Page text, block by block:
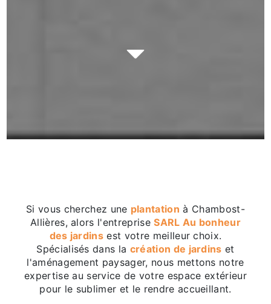
Si vous cherchez une plantation à Chambost-
Allières, alors l'entrepriseSARL Au bonheur
des jardins est votre meilleur choix.
Spécialisés dans la création de jardins et
l'aménagement paysager, nous mettons notre
expertise au service de votre espace extérieur
pour le sublimer et le rendre accueillant.